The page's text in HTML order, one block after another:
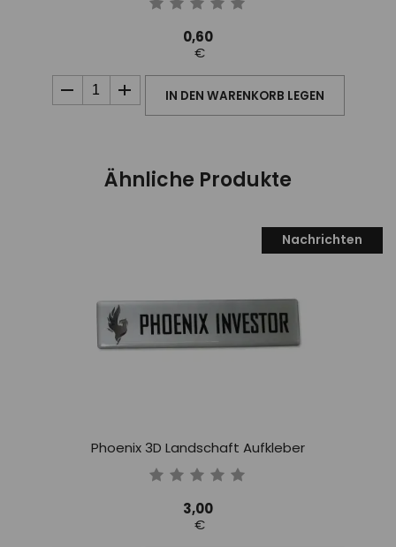
0,60
€
IN DEN WARENKORB LEGEN
Ähnliche Produkte
Nachrichten
Phoenix 3D Landschaft Aufkleber
3,00
€